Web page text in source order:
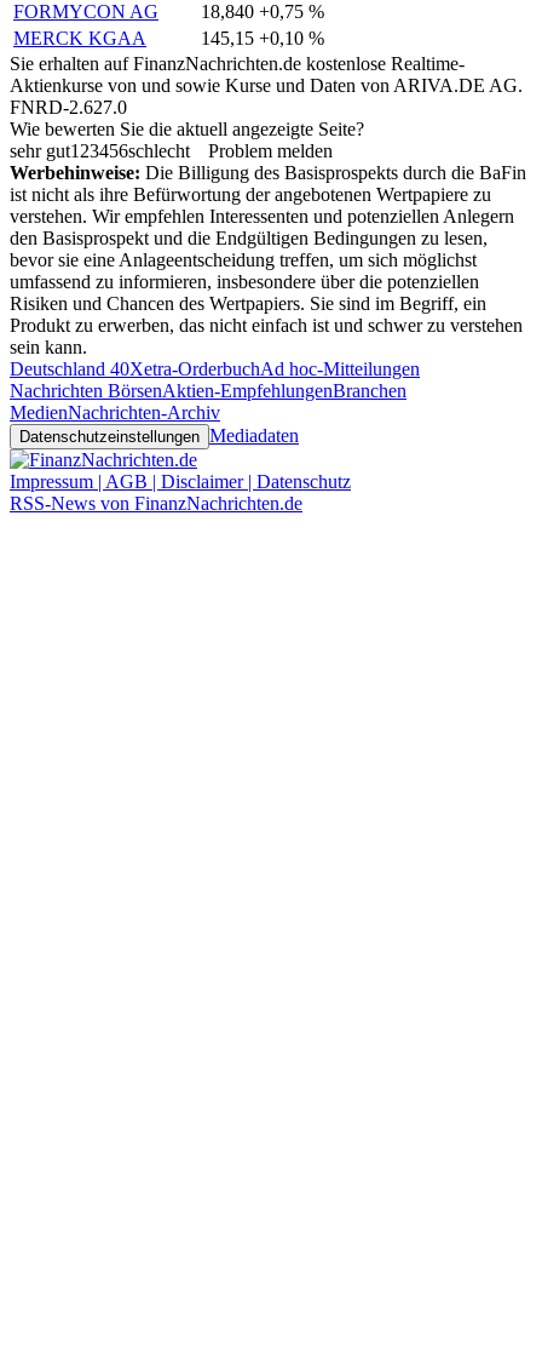
FORMYCON AG
18,840 +0,75 %
MERCK KGAA
145,15 +0,10 %
Sie erhalten auf FinanzNachrichten.de kostenlose Realtime-
Aktienkurse von und sowie Kurse und Daten von ARIVA.DE AG.
FNRD-2.627.0
Wie bewerten Sie die aktuell angezeigte Seite?
sehr gut1 23456schlecht
Problem melden
Werbehinweise: Die Billigung des Basisprospekts durch die BaFin
ist nicht als ihre Befürwortung der angebotenen Wertpapiere zu
verstehen. Wir empfehlen Interessenten und potenziellen Anlegern
den Basisprospekt und die Endgültigen Bedingungen zu lesen,
bevor sie eine Anlageentscheidung treffen, um sich möglichst
umfassend zu informieren, insbesondere über die potenziellen
Risiken und Chancen des Wertpapiers. Sie sind im Begriff, ein
Produkt zu erwerben, das nicht einfach ist und schwer zu verstehen
sein kann.
Deutschland 40Xetra-OrderbuchAd hoc-Mitteilungen
Nachrichten BörsenAktien-EmpfehlungenBranchen
MedienNachrichten-Archiv
Datenschutzeinstellungen Mediadaten
Impressum | AGB | Disclaimer | Datenschutz
RSS-News von FinanzNachrichten.de